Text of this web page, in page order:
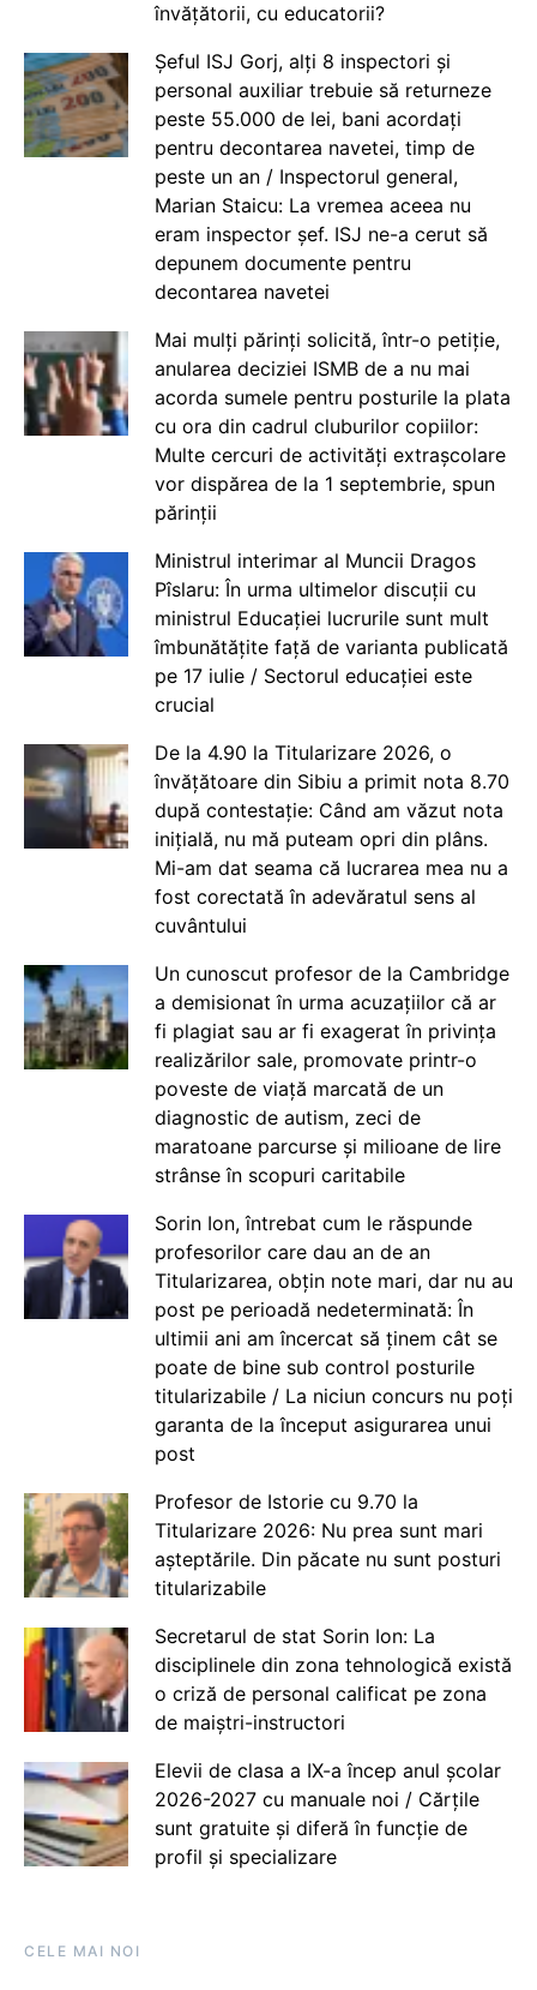
învățătorii, cu educatorii?
Șeful ISJ Gorj, alți 8 inspectori și
personal auxiliar trebuie să returneze
peste 55.000 de lei, bani acordați
pentru decontarea navetei, timp de
peste un an / Inspectorul general,
Marian Staicu: La vremea aceea nu
eram inspector șef. ISJ ne-a cerut să
depunem documente pentru
decontarea navetei
Mai mulți părinți solicită, într-o petiție,
anularea deciziei ISMB de a nu mai
acorda sumele pentru posturile la plata
cu ora din cadrul cluburilor copiilor:
Multe cercuri de activități extrașcolare
vor dispărea de la 1 septembrie, spun
părinții
Ministrul interimar al Muncii Dragos
Pîslaru: În urma ultimelor discuții cu
ministrul Educației lucrurile sunt mult
îmbunătățite față de varianta publicată
pe 17 iulie / Sectorul educației este
crucial
De la 4.90 la Titularizare 2026, o
învățătoare din Sibiu a primit nota 8.70
după contestație: Când am văzut nota
inițială, nu mă puteam opri din plâns.
Mi-am dat seama că lucrarea mea nu a
fost corectată în adevăratul sens al
cuvântului
Un cunoscut profesor de la Cambridge
a demisionat în urma acuzațiilor că ar
fi plagiat sau ar fi exagerat în privința
realizărilor sale, promovate printr-o
poveste de viață marcată de un
diagnostic de autism, zeci de
maratoane parcurse și milioane de lire
strânse în scopuri caritabile
Sorin Ion, întrebat cum le răspunde
profesorilor care dau an de an
Titularizarea, obțin note mari, dar nu au
post pe perioadă nedeterminată: În
ultimii ani am încercat să ținem cât se
poate de bine sub control posturile
titularizabile / La niciun concurs nu poți
garanta de la început asigurarea unui
post
Profesor de Istorie cu 9.70 la
Titularizare 2026: Nu prea sunt mari
așteptările. Din păcate nu sunt posturi
titularizabile
Secretarul de stat Sorin Ion: La
disciplinele din zona tehnologică există
o criză de personal calificat pe zona
de maiștri-instructori
Elevii de clasa a IX-a încep anul școlar
2026-2027 cu manuale noi / Cărțile
sunt gratuite și diferă în funcție de
profil și specializare
CELE MAI NOI